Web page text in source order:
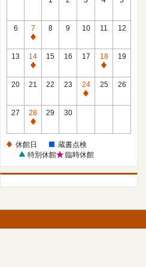
6
7
休
館
日
8 9 10 11 12
13
14
休
館
15 16 17
18
休
館
19
20 21 22 23
24
休
25 26
27
28
休
日
29 30
休館日
蔵書点検
特別休館
臨時休館